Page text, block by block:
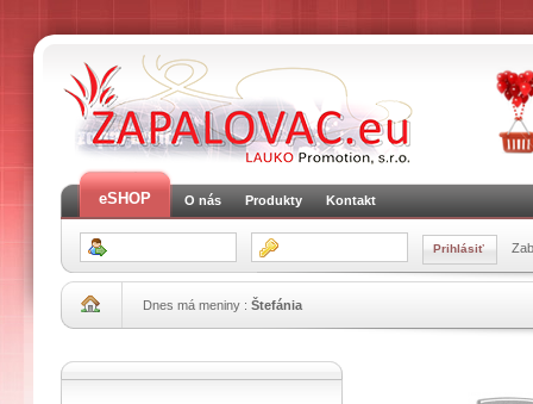
eSHOP O nás Produkty Kontakt
Dnes má meniny : Štefánia